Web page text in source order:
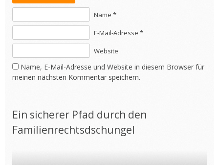
Name *
E-Mail-Adresse *
Website
Name, E-Mail-Adresse und Website in diesem Browser für
meinen nächsten Kommentar speichern.
Ein sicherer Pfad durch den
Familienrechtsdschungel